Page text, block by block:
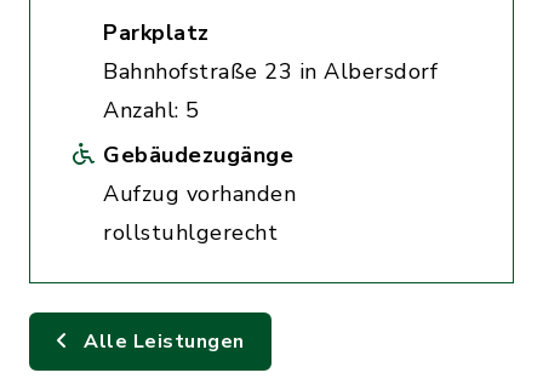
Parkplatz
Bahnhofstraße 23 in Albersdorf
Anzahl: 5
Gebäudezugänge
Aufzug vorhanden
rollstuhlgerecht
Alle Leistungen